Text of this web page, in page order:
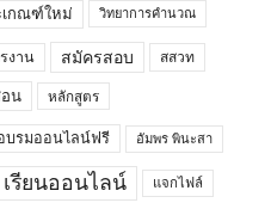
เกณฑ์ใหม่ วิทยาการคำนวณ
งาน สมัครสอบ สสวท
อน หลักสูตร
บรมออนไลน์ฟรี อัมพร พินะสา
เรียนออนไลน์ แจกไฟล์